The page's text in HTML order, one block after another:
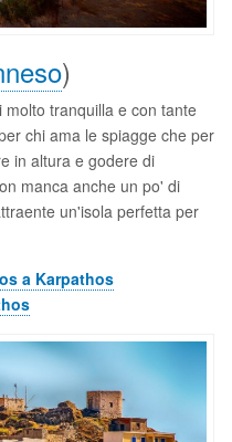
)
tranquilla e con tante
chi ama le spiagge che per
in altura e godere di
manca anche un po' di
un'isola perfetta per
a Karpathos